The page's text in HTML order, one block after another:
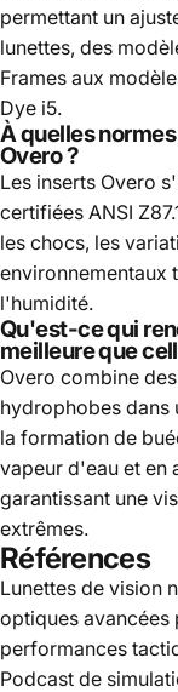
permettant un
lunettes, des
Frames aux
Dye i5.
À quelles
Overo ?
Les inserts Overo
certifiées ANSI
les chocs, les
environnementaux
l'humidité.
Qu'est-ce qui
meilleure que
Overo combine
hydrophobes dans
la formation de
vapeur d'eau et en
garantissant une
extrêmes.
Références
Lunettes de vision
optiques avancées
performances
Podcast de